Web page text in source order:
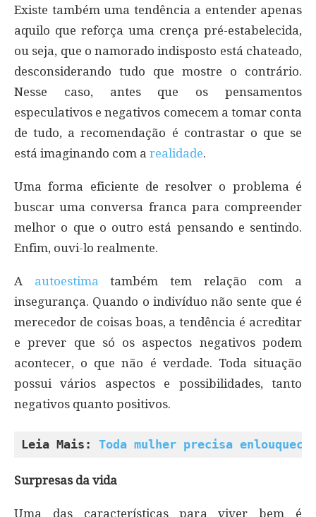
Existe também uma tendência a entender apenas
aquilo que reforça uma crença pré-estabelecida,
ou seja, que o namorado indisposto está chateado,
desconsiderando tudo que mostre o contrário.
Nesse caso, antes que os pensamentos
especulativos e negativos comecem a tomar conta
de tudo, a recomendação é contrastar o que se
está imaginando com a realidade.
Uma forma eficiente de resolver o problema é
buscar uma conversa franca para compreender
melhor o que o outro está pensando e sentindo.
Enfim, ouvi-lo realmente.
A autoestima também tem relação com a
insegurança. Quando o indivíduo não sente que é
merecedor de coisas boas, a tendência é acreditar
e prever que só os aspectos negativos podem
acontecer, o que não é verdade. Toda situação
possui vários aspectos e possibilidades, tanto
negativos quanto positivos.
Leia Mais: Toda mulher precisa
Surpresas da vida
Uma das características para viver bem é